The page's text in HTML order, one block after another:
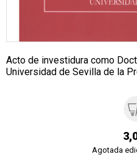
Acto de investidura como
Universidad de Sevilla de la
Agotada